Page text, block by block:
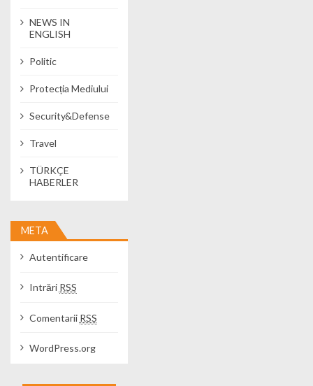
NEWS IN
ENGLISH
Politic
Protecția Mediului
Security&Defense
Travel
TÜRKÇE
HABERLER
META
Autentificare
Intrări RSS
Comentarii RSS
WordPress.org